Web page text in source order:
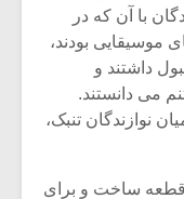
با آن که در
موسیقایی بودند،
داشتند و
می دانستند.
نوازندگان تنبک،
وی در دوازده سال ۱۳۵۷۱۳۴۵، ۱۱۵ قطعه ساخت و برای